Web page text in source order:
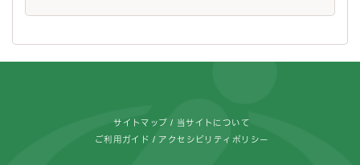
サイトマップ 当サイトについて
ご利用ガイド アクセシビリティポリシー